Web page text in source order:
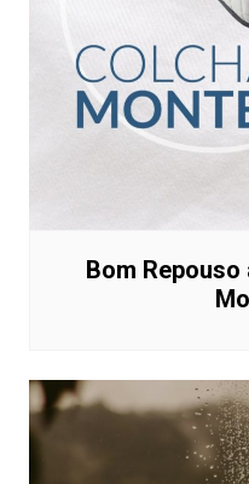
Bom